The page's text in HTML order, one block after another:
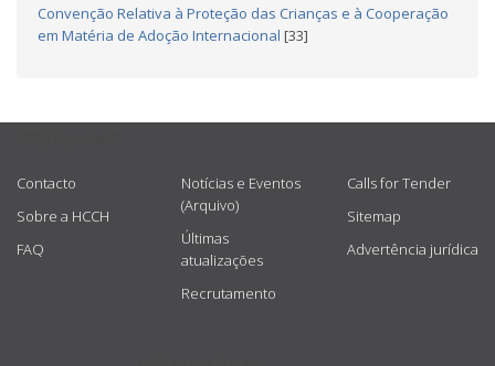
Convenção Relativa à Proteção das Crianças e à Cooperação
em Matéria de Adoção Internacional [33]
Contacto
Sobre a HCCH
FAQ
Notícias e Eventos
(Arquivo)
Últimas
atualizações
Recrutamento
Calls for Tender
Sitemap
Advertência jurídica